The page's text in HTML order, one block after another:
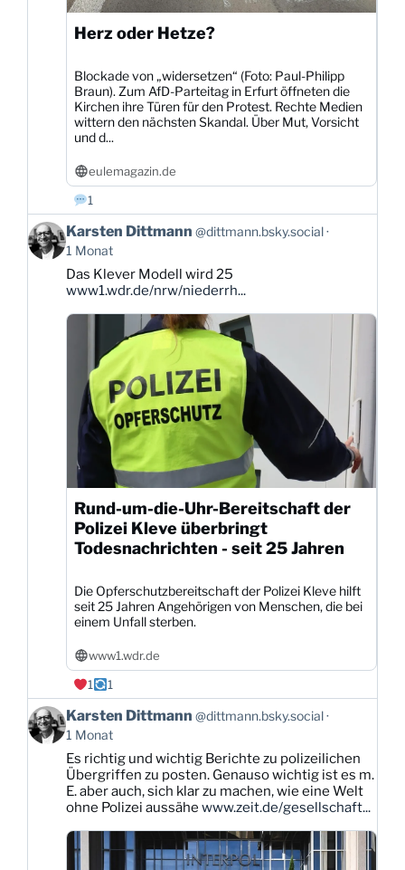
Herz oder Hetze?
Blockade von „widersetzen“ (Foto: Paul-Philipp
Braun). Zum AfD-Parteitag in Erfurt öffneten die
Kirchen ihre Türen für den Protest. Rechte Medien
wittern den nächsten Skandal. Über Mut, Vorsicht
und d...
eulemagazin.de
1
Beitrag
von
Karsten
Dittmann
Bluesky
Karsten Dittmann @dittmann.bsky.social
1 Monat
Das Klever Modell wird 25
www1.wdr.de/nrw/niederrh...
Rund-um-die-Uhr-Bereitschaft der
Polizei Kleve überbringt
Todesnachrichten - seit 25 Jahren
Die Opferschutzbereitschaft der Polizei Kleve hilft
seit 25 Jahren Angehörigen von Menschen, die bei
einem Unfall sterben.
www1.wdr.de
1
1
Beitrag
von
Karsten
Dittmann
Bluesky
ansehen
Karsten Dittmann @dittmann.bsky.social
1 Monat
Es richtig und wichtig Berichte zu polizeilichen
Übergriffen zu posten. Genauso wichtig ist es m.
E. aber auch, sich klar zu machen, wie eine Welt
ohne Polizei aussähe www.zeit.de/gesellschaft...